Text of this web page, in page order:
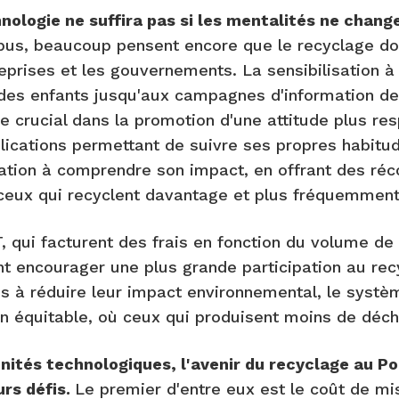
ne suffira pas si les mentalités ne
beaucoup pensent encore que le recyclage
et les gouvernements. La sensibilisation à
enfants jusqu'aux campagnes d'information
crucial dans la promotion d'une attitude plus
permettant de suivre ses propres
à comprendre son impact, en offrant des
qui recyclent davantage et plus
qui facturent des frais en fonction du volume de
encourager une plus grande participation au
à réduire leur impact environnemental, le
équitable, où ceux qui produisent moins de
technologiques, l'avenir du recyclage au
défis. Le premier d'entre eux est le coût de